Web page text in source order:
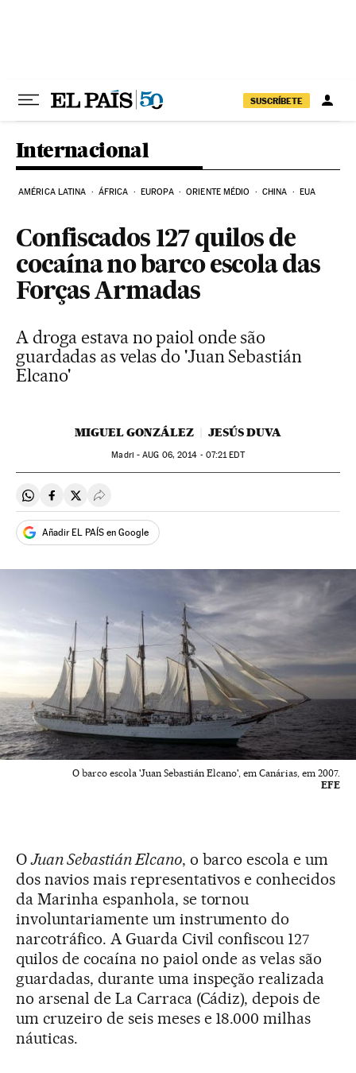
SUSCRÍBETE
Internacional
AMÉRICA LATINA ÁFRICA EUROPA ORIENTE MÉDIO CHINA EUA
Confiscados 127 quilos de
cocaína no barco escola das
Forças Armadas
A droga estava no paiol onde são
guardadas as velas do 'Juan Sebastián
Elcano'
MIGUEL GONZÁLEZ JESÚS DUVA
Madri -AUG 06, 2014 - 07:21EDT
Compartir en Whatsapp
Compartir en Facebook
Compartir en Twitter
Desplegar Redes Sociales
Añadir EL PAÍS en Google
O barco escola 'Juan Sebastián Elcano', em Canárias, em 2007.
EFE
OJuan Sebastián Elcano, o barco escola e um
dos navios mais representativos e conhecidos
da Marinha espanhola, se tornou
involuntariamente um instrumento do
narcotráfico. A Guarda Civil confiscou 127
quilos de cocaína no paiol onde as velas são
guardadas, durante uma inspeção realizada
no arsenal de La Carraca (Cádiz), depois de
um cruzeiro de seis meses e 18.000 milhas
náuticas.